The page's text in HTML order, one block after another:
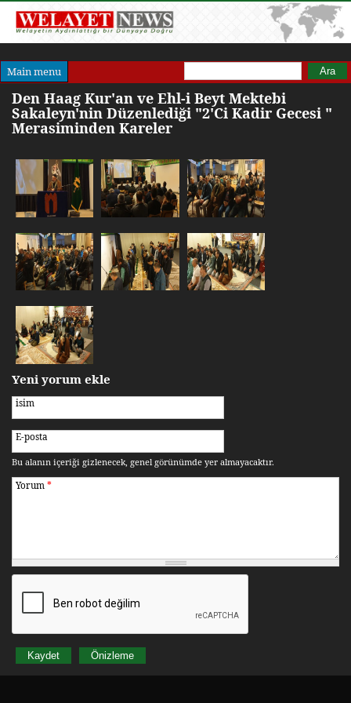
Main menu Arama formu
Ara
Den Haag Kur'an ve Ehl-i Beyt Mektebi
Sakaleyn'nin Düzenlediği "2'Ci Kadir Gecesi "
Merasiminden Kareler
Yeni yorum ekle
isim
E-posta
Bu alanın içeriği gizlenecek, genel görünümde yer almayacaktır.
Yorum *